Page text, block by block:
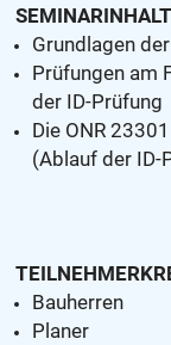
Grundlagen
Prüfungen am
der ID-Prüfung
Die ONR
(Ablauf der
Bauherren
Planer